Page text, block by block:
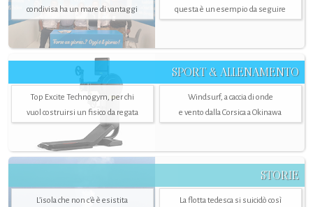
condivisa ha un mare di vantaggi
questa è un esempio da seguire
SPORT & ALLENAMENTO
Top Excite Technogym, per chi
vuol costruirsi un fisico da regata
Windsurf, a caccia di onde
e vento dalla Corsica a Okinawa
STORIE
L’isola che non c'è è esistita
La flotta tedesca si suicidò così